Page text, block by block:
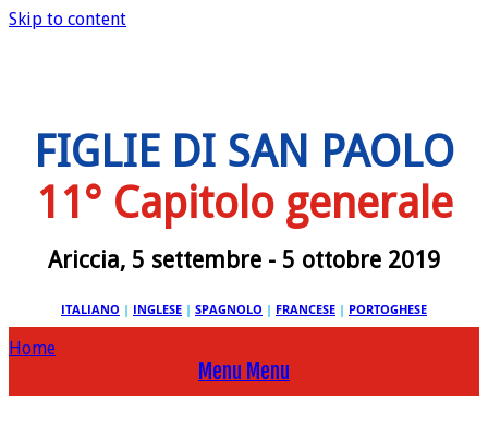
Skip to content
FIGLIE DI SAN PAOLO
11° Capitolo generale
Ariccia, 5 settembre - 5 ottobre 2019
ITALIANO | INGLESE | SPAGNOLO | FRANCESE | PORTOGHESE
Home
Menu Menu